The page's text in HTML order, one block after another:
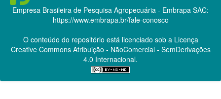
Empresa Brasileira de Pesquisa Agropecuária - Embrapa SAC:
https://www.embrapa.br/fale-conosco
O conteúdo do repositório está licenciado sob a Licença
Creative CommonsAtribuição - NãoComercial - SemDerivações
4.0 Internacional.